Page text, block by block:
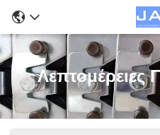
Λεπτομέρειες